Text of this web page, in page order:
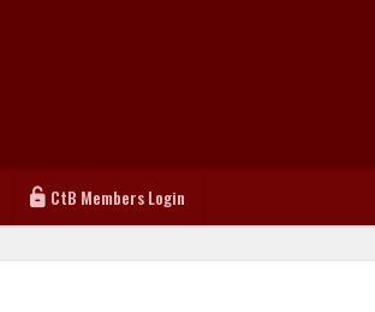
CtB Members Login